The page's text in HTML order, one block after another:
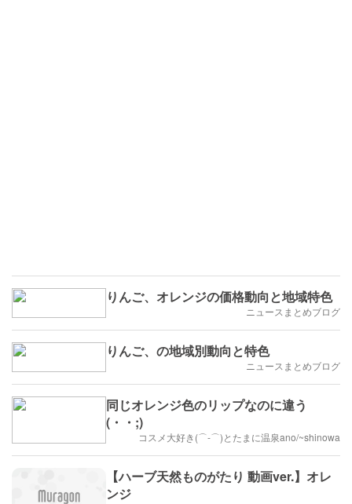
りんご、オレンジの価格動向と地域特色
ニュースまとめブログ
りんご、の地域別動向と特色
ニュースまとめブログ
同じオレンジ色のリップなのに違う
(・・;)
コスメ大好き(⌒‐⌒)とたまに温泉ano/~shinowa
【ハーブ天然ものがたり 動画ver.】オレ
ンジ